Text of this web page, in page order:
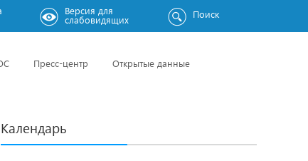
Версия для
слабовидящих Поиск
Пресс-центр Открытые данные
Календарь